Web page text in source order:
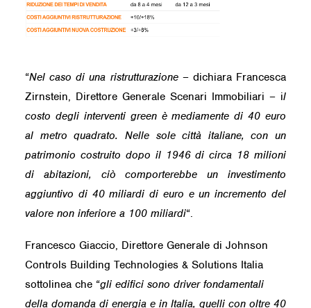
“Nel caso di una ristrutturazione– dichiara Francesca
Zirnstein, Direttore Generale Scenari Immobiliari – il
costo degli interventi green è mediamente di 40 euro
al metro quadrato. Nelle sole città italiane, con un
patrimonio costruito dopo il 1946 di circa 18 milioni
di abitazioni, ciò comporterebbe un investimento
aggiuntivo di 40 miliardi di euro e un incremento del
valore non inferiore a 100 miliardi“.
Francesco Giaccio, Direttore Generale di Johnson
Controls Building Technologies & Solutions Italia
sottolinea che “gli edifici sono driver fondamentali
della domanda di energia e in Italia, quelli con oltre 40